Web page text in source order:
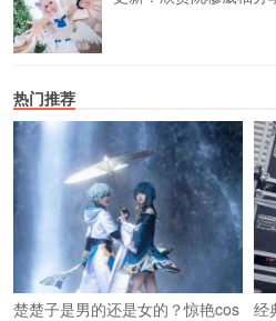
热门推荐
楚楚子是男的还是女的？惊艳cos
经